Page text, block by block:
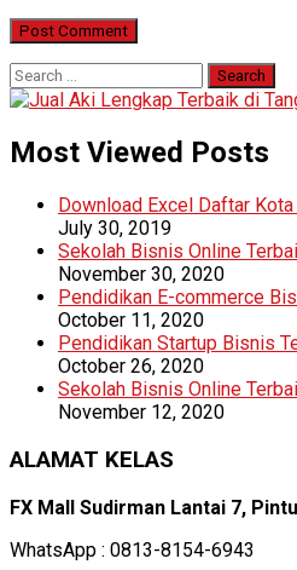
Search
for:
Most Viewed Posts
Download Excel Daftar
July 30, 2019
Sekolah Bisnis Online
November 30, 2020
Pendidikan E-commerce
October 11, 2020
Pendidikan Startup Bisnis
October 26, 2020
Sekolah Bisnis Online
November 12, 2020
ALAMAT KELAS
FX Mall Sudirman Lantai 7,
WhatsApp : 0813-8154-6943